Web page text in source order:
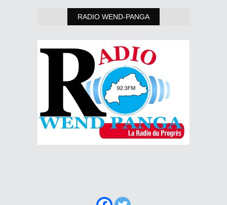
RADIO WEND-PANGA